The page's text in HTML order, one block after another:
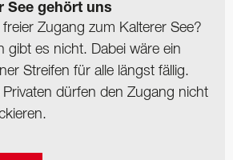
See gehört uns
freier Zugang zum Kalterer See?
gibt es nicht. Dabei wäre ein
Streifen für alle längst fällig.
Privaten dürfen den Zugang nicht